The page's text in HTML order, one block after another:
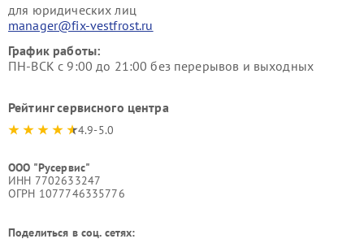
для юридических лиц
manager@fix-vestfrost.ru
График работы:
ПН-ВСК с 9:00 до 21:00 без перерывов и выходных
Рейтинг сервисного центра
4.9-5.0
ООО "Русервис"
ИНН 7702633247
ОГРН 1077746335776
Поделиться в соц. сетях: